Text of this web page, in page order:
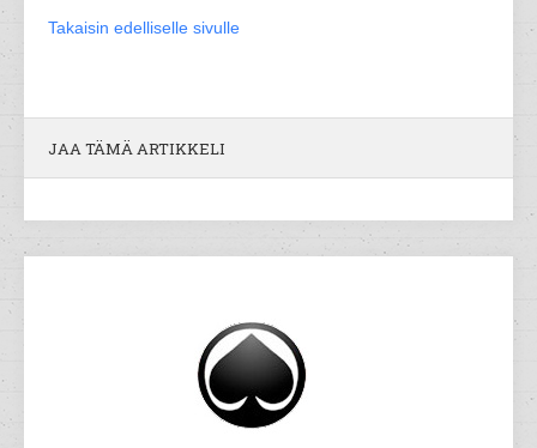
Takaisin edelliselle sivulle
JAA TÄMÄ ARTIKKELI